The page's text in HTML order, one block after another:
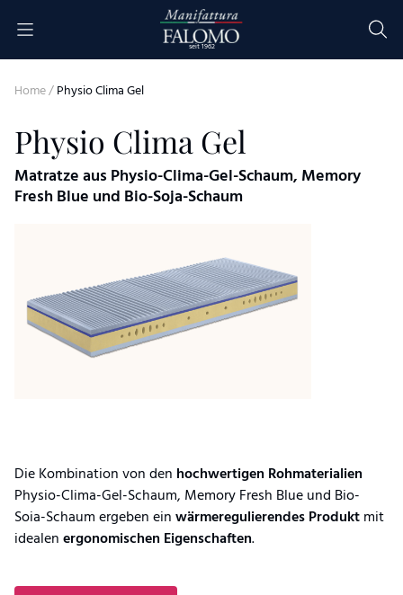
seit 1962
Home/Physio Clima Gel
Physio Clima Gel
Matratze aus Physio-Clima-Gel-Schaum, Memory
Fresh Blue und Bio-Soja-Schaum
Die Kombination von den hochwertigen Rohmaterialien
Physio-Clima-Gel-Schaum, Memory Fresh Blue und Bio-
Soia-Schaum ergeben einwärmeregulierendesProduktmit
idealenergonomischen Eigenschaften.